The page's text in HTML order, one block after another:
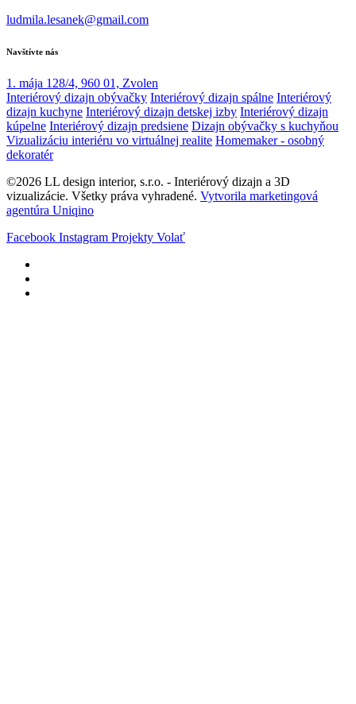
ludmila.lesanek@gmail.com
Navštívte nás
1. mája 128/4, 960 01, Zvolen
Interiérový dizajn obývačky Interiérový dizajn spálne Interiérový
dizajn kuchyne Interiérový dizajn detskej izby Interiérový dizajn
kúpelne Interiérový dizajn predsiene Dizajn obývačky s kuchyňou
Vizualizáciu interiéru vo virtuálnej realite Homemaker - osobný
dekoratér
©2026 LL design interior, s.r.o. - Interiérový dizajn a 3D
vizualizácie. Všetky práva vyhradené. Vytvorila marketingová
agentúra Uniqino
Facebook Instagram Projekty Volať